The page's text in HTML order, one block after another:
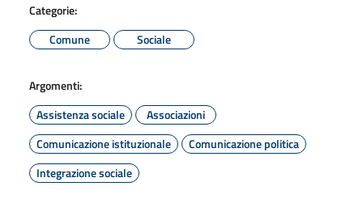
Categorie:
Comune
Sociale
Argomenti:
Assistenza sociale
Associazioni
Comunicazione istituzionale
Comunicazione politica
Integrazione sociale